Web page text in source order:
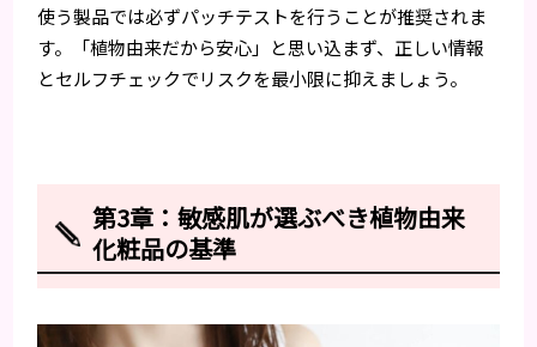
使う製品では必ずパッチテストを行うことが推奨されま
す。「植物由来だから安心」と思い込まず、正しい情報
とセルフチェックでリスクを最小限に抑えましょう。
第3章：敏感肌が選ぶべき植物由来
化粧品の基準